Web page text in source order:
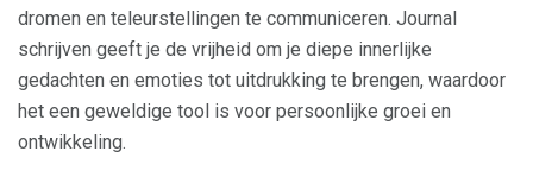
dromen en teleurstellingen te communiceren. Journal
schrijven geeft je de vrijheid om je diepe innerlijke
gedachten en emoties tot uitdrukking te brengen, waardoor
het een geweldige tool is voor persoonlijke groei en
ontwikkeling.